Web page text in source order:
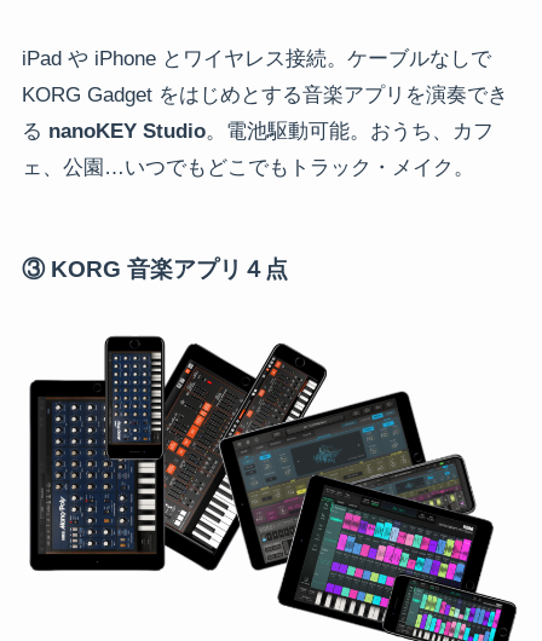
iPad や iPhone とワイヤレス接続。ケーブルなしで
KORG Gadget をはじめとする音楽アプリを演奏でき
る nanoKEY Studio。電池駆動可能。おうち、カフ
ェ、公園…いつでもどこでもトラック・メイク。
③ KORG 音楽アプリ４点